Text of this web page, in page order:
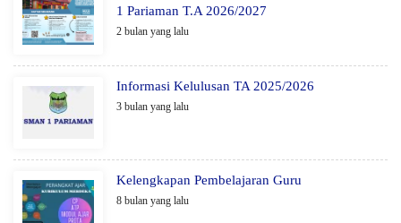
1 Pariaman T.A 2026/2027
2 bulan yang lalu
Informasi Kelulusan TA 2025/2026
3 bulan yang lalu
Kelengkapan Pembelajaran Guru
8 bulan yang lalu